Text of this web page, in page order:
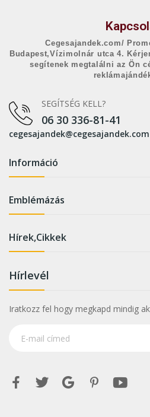
Cegesajandek.com/
Budapest,Vízimolnár utca 4.
segítenek megtalálni az Ön
SEGÍTSÉG KELL?
06 30 336-81-41
cegesajandek@cegesajandek.com
Információ
Emblémázás
Hírek,Cikkek
Hírlevél
Iratkozz fel hogy megkapd mindig